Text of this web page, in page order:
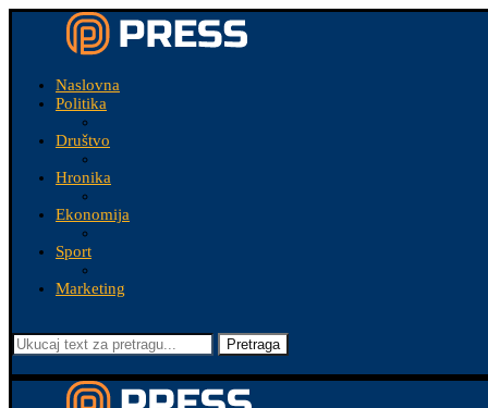
Naslovna
Politika
Društvo
Hronika
Ekonomija
Sport
Marketing
Pretraga